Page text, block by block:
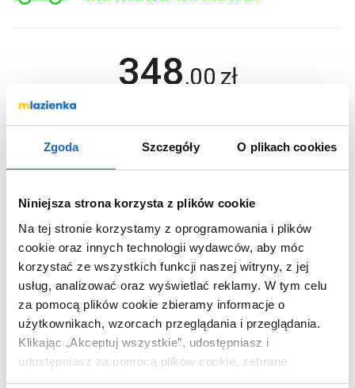
Zgoda Szczegóły O plikach cookies
Niniejsza strona korzysta z plików cookie
Na tej stronie korzystamy z oprogramowania i plików
cookie oraz innych technologii wydawców, aby móc
korzystać ze wszystkich funkcji naszej witryny, z jej
usług, analizować oraz wyświetlać reklamy. W tym celu
za pomocą plików cookie zbieramy informacje o
użytkownikach, wzorcach przeglądania i przeglądania.
Klikając „Akceptuj wszystkie”, udostępniasz i
udostępniasz za pomocą plików cookie, zebrane
informacje dla użytkowników zewnętrznych, a także nasi
348,00 zł
DO KOSZYKA
Kolor chrom
Chcesz zamówić telefonicznie?
OPIS PRODUKTU